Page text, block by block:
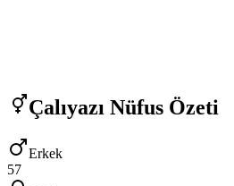
Çalıyazı Nüfus Özeti
Erkek
57